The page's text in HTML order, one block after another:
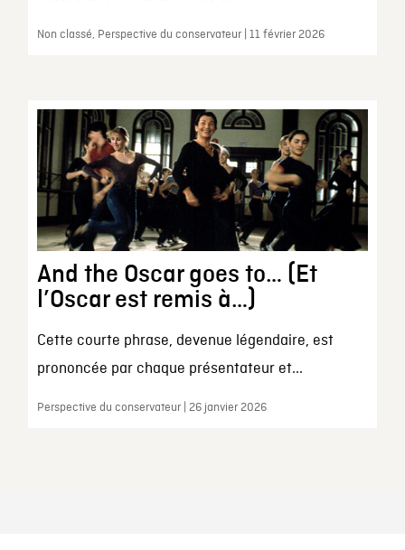
Non classé, Perspective du conservateur | 11 février 2026
And the Oscar goes to… (Et
l’Oscar est remis à…)
Cette courte phrase, devenue légendaire, est
prononcée par chaque présentateur et...
Perspective du conservateur | 26 janvier 2026